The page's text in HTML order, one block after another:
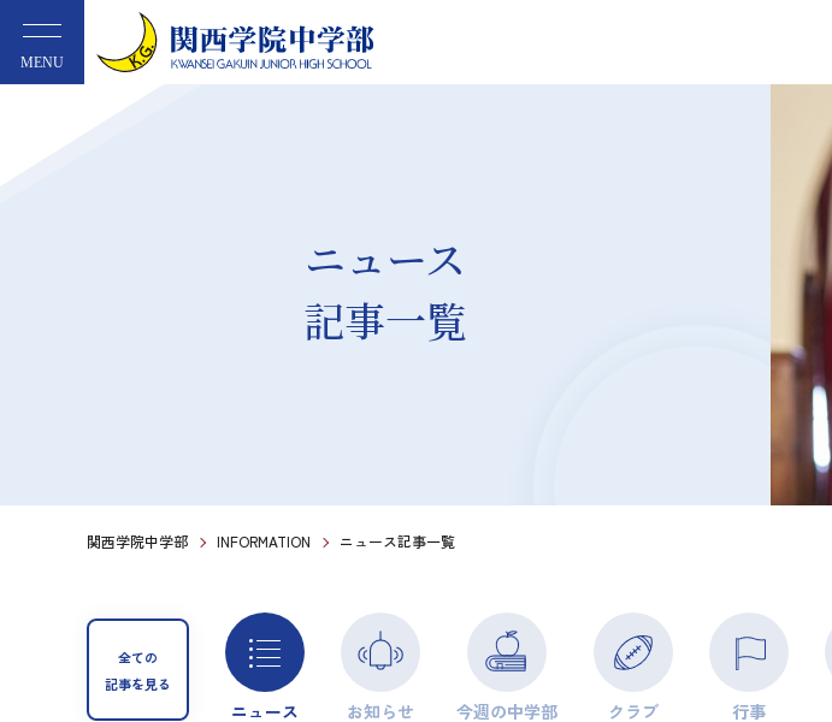
MENU
ニュース
記事一覧
関西学院中学部 INFORMATION ニュース記事一覧
全ての
記事を見る
ニュース お知らせ 今週の中学部 クラブ 行事